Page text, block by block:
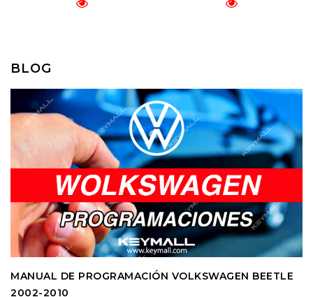
BLOG
MANUAL DE PROGRAMACIÓN VOLKSWAGEN BEETLE
2002-2010